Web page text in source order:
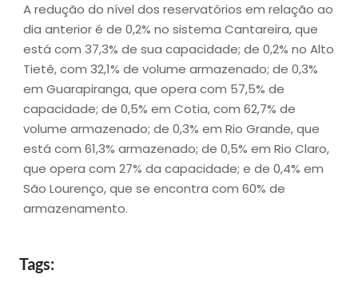
A redução do nível dos reservatórios em relação ao
dia anterior é de 0,2% no sistema Cantareira, que
está com 37,3% de sua capacidade; de 0,2% no Alto
Tietê, com 32,1% de volume armazenado; de 0,3%
em Guarapiranga, que opera com 57,5% de
capacidade; de 0,5% em Cotia, com 62,7% de
volume armazenado; de 0,3% em Rio Grande, que
está com 61,3% armazenado; de 0,5% em Rio Claro,
que opera com 27% da capacidade; e de 0,4% em
São Lourenço, que se encontra com 60% de
armazenamento.
Tags: